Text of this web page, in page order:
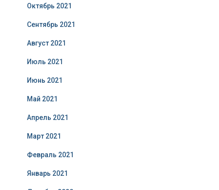
Октябрь 2021
Сентябрь 2021
Август 2021
Июль 2021
Июнь 2021
Май 2021
Апрель 2021
Март 2021
Февраль 2021
Январь 2021